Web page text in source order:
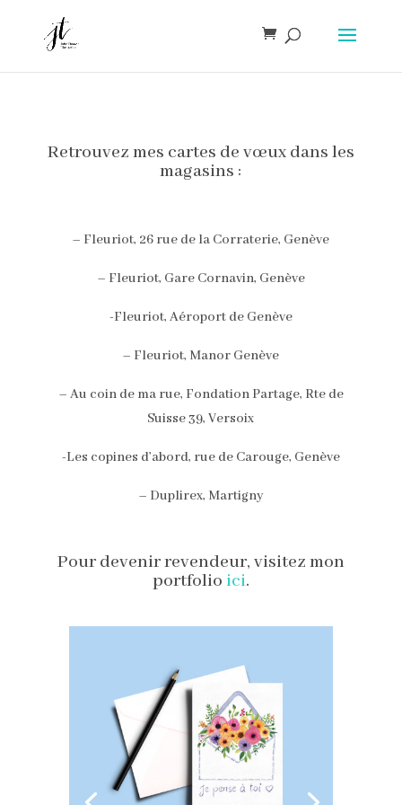
Retrouvez mes cartes de vœux dans les
magasins :
– Fleuriot, 26 rue de la Corraterie, Genève
– Fleuriot, Gare Cornavin, Genève
-Fleuriot, Aéroport de Genève
– Fleuriot, Manor Genève
– Au coin de ma rue, Fondation Partage, Rte de
Suisse 39, Versoix
-Les copines d’abord, rue de Carouge, Genève
– Duplirex, Martigny
Pour devenir revendeur, visitez mon
portfolio ici.